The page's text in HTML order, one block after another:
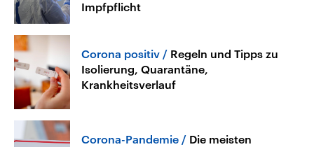
Impfpflicht
Corona positiv
Regeln und Tipps zu
Isolierung, Quarantäne,
Krankheitsverlauf
Corona-Pandemie
Die meisten